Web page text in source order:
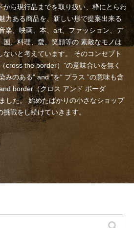
から現行品までを取り扱い、枠にとらわ
力ある商品を、新しい形で提案出来る
楽、映画、本、art、ファッション、デ
国、料理、愛、笑顔等の 素敵なモノは
いと考えています。
そのコンセプト
cross the border）”の意味合いを無く
みのある“ and ”を“ プラス ”の意味も含
border（クロス アンド ボーダ
した。始めたばかりの小さなショップ
戦をし続けていきます。